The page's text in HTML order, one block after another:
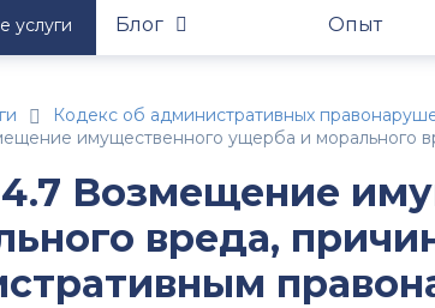
услуги Блог Опыт
Кодекс об административных
имущественного ущерба и
4.7 Возмещение
вреда,